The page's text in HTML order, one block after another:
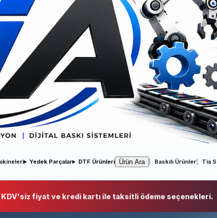
Yedek Parçalar DTF Ürünleri Ürün Ara Baskılı Ürünler Tia
KDV'siz fiyat ve kredi kartı ile taksitli ödeme seçenekleri.